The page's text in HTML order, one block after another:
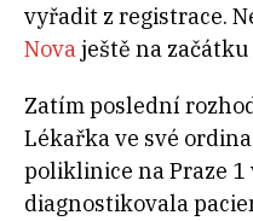
vyřadit z registrace.
Novaještě na
Zatím poslední
Lékařka ve své
poliklinice na Praze 1
diagnostikovala